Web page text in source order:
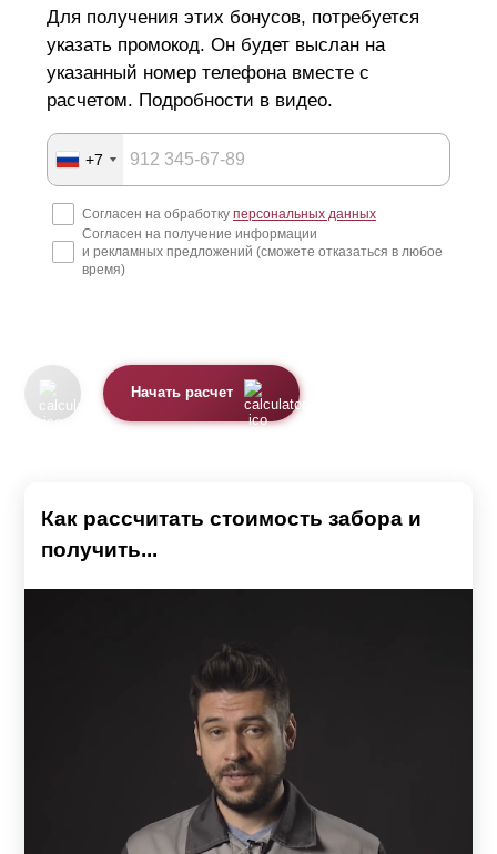
Для получения этих бонусов, потребуется
указать промокод. Он будет выслан на
указанный номер телефона вместе с
расчетом. Подробности в видео.
+7
Согласен на обработку персональных данных
Согласен на получение информации
и рекламных предложений (сможете отказаться в любое
время)
Начать расчет
Как рассчитать стоимость забора и
получить...